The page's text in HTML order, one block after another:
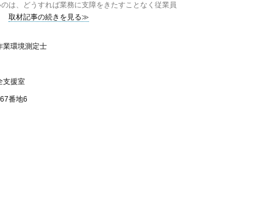
は、どうすれば業務に支障をきたすことなく従業員
取材記事の続きを見る≫
業環境測定士
支援室
番地6